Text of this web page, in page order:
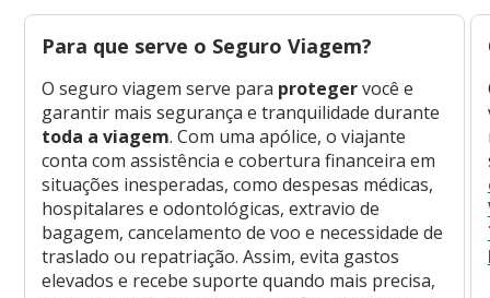
Para que serve o Seguro Viagem?
O seguro viagem serve para protegervocê e
garantir mais segurança e tranquilidade durante
toda a viagem. Com uma apólice, o viajante
conta com assistência e cobertura financeira em
situações inesperadas, como despesas médicas,
hospitalares e odontológicas, extravio de
bagagem, cancelamento de voo e necessidade de
traslado ou repatriação. Assim, evita gastos
elevados e recebe suporte quando mais precisa,